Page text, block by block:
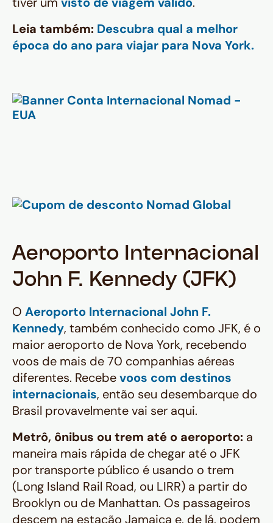
Leia também: Descubra qual a melhor
época do ano para viajar para Nova York.
Aeroporto Internacional
John F. Kennedy (JFK)
O Aeroporto Internacional John F.
Kennedy, também conhecido como JFK, é o
maior aeroporto de Nova York, recebendo
voos de mais de 70 companhias aéreas
diferentes. Recebevoos com destinos
internacionais, então seu desembarque do
Brasil provavelmente vai ser aqui.
Metrô, ônibus ou trem até o aeroporto: a
maneira mais rápida de chegar até o JFK
por transporte público é usando o trem
(Long Island Rail Road, ou LIRR) a partir do
Brooklyn ou de Manhattan. Os passageiros
descem na estação Jamaica e, de lá, podem